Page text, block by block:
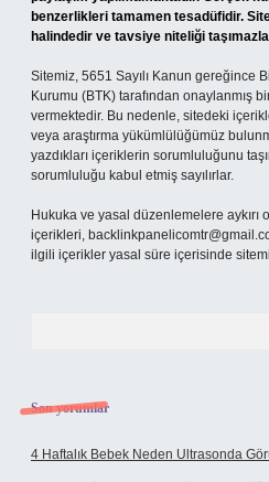
benzerlikleri tamamen tesadüfidir.
halindedir ve tavsiye niteliği
Sitemiz, 5651 Sayılı Kanun gereğince
Kurumu (BTK) tarafından onaylanmış
vermektedir. Bu nedenle, sitedeki
veya araştırma yükümlülüğümüz
yazdıkları içeriklerin sorumluluğunu
sorumluluğu kabul etmiş sayılırlar.
Hukuka ve yasal düzenlemelere
içerikleri,
ilgili içerikler yasal süre içerisinde
Son yorumlar
4 Haftalık Bebek Neden Ultrasonda